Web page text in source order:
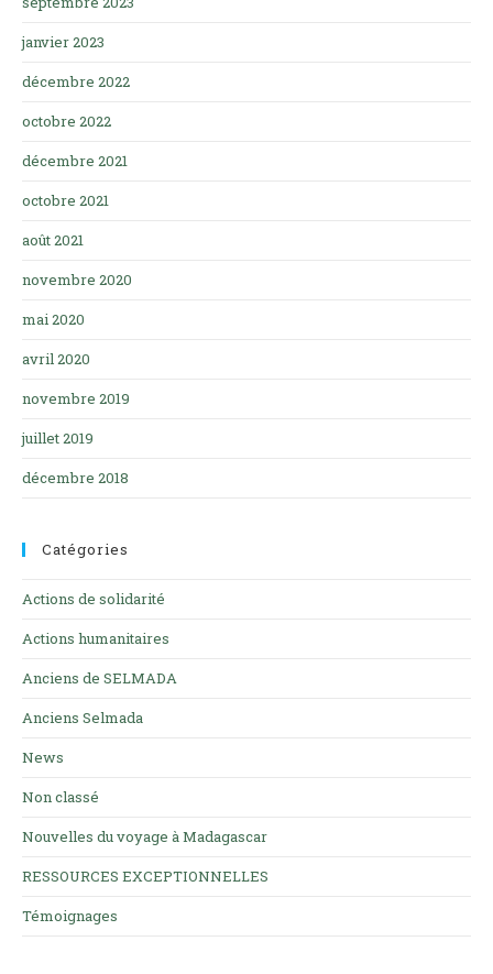
janvier 2023
décembre 2022
octobre 2022
décembre 2021
octobre 2021
août 2021
novembre 2020
mai 2020
avril 2020
novembre 2019
juillet 2019
décembre 2018
Catégories
Actions de solidarité
Actions humanitaires
Anciens de SELMADA
Anciens Selmada
News
Non classé
Nouvelles du voyage à Madagascar
RESSOURCES EXCEPTIONNELLES
Témoignages